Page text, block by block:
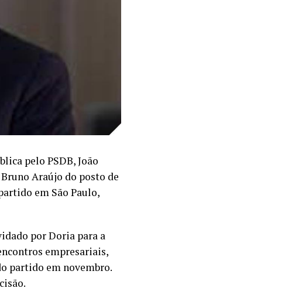
pelo PSDB, João
Araújo do posto de
em São Paulo,
por Doria para a
empresariais,
partido em novembro.